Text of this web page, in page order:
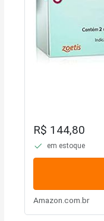
R$ 144,80
em estoque
Amazon.com.br